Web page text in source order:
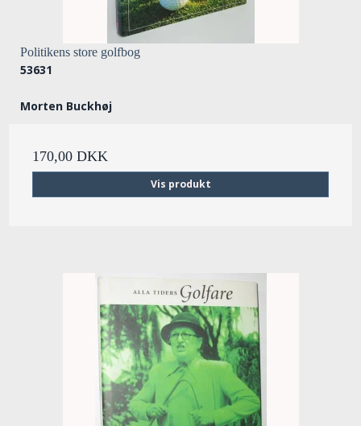
Politikens store golfbog
53631
Morten Buckhøj
170,00 DKK
Vis produkt